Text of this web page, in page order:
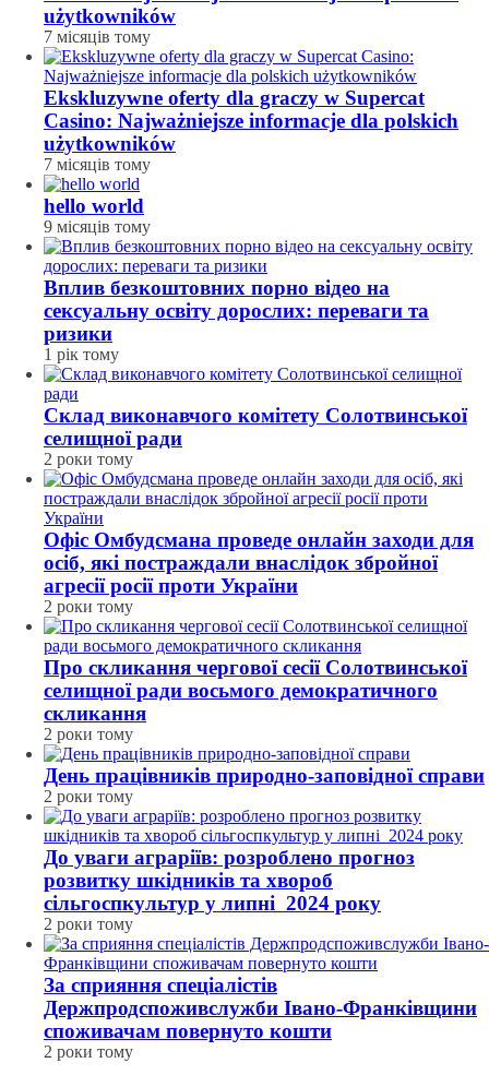
użytkowników
7 місяців тому
Ekskluzywne oferty dla graczy w Supercat
Casino: Najważniejsze informacje dla polskich
użytkowników
7 місяців тому
hello world
9 місяців тому
Вплив безкоштовних порно відео на
сексуальну освіту дорослих: переваги та
ризики
1 рік тому
Склад виконавчого комітету Солотвинської
селищної ради
2 роки тому
Офіс Омбудсмана проведе онлайн заходи для
осіб, які постраждали внаслідок збройної
агресії росії проти України
2 роки тому
Про скликання чергової сесії Солотвинської
селищної ради восьмого демократичного
скликання
2 роки тому
День працівників природно-заповідної справи
2 роки тому
До уваги аграріїв: розроблено прогноз
розвитку шкідників та хвороб
сільгоспкультур у липні 2024 року
2 роки тому
За сприяння спеціалістів
Держпродспоживслужби Івано-Франківщини
споживачам повернуто кошти
2 роки тому